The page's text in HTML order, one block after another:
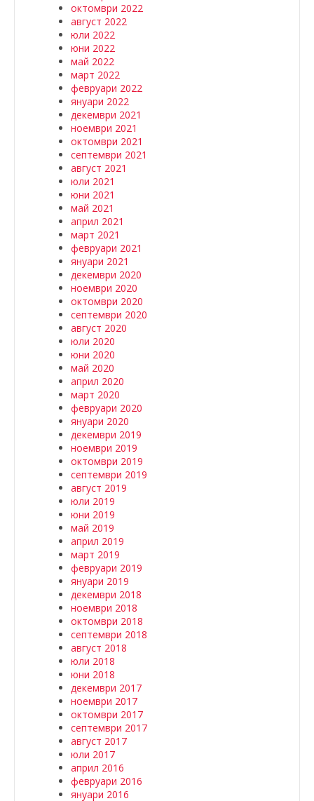
октомври 2022
август 2022
юли 2022
юни 2022
май 2022
март 2022
февруари 2022
януари 2022
декември 2021
ноември 2021
октомври 2021
септември 2021
август 2021
юли 2021
юни 2021
май 2021
април 2021
март 2021
февруари 2021
януари 2021
декември 2020
ноември 2020
октомври 2020
септември 2020
август 2020
юли 2020
юни 2020
май 2020
април 2020
март 2020
февруари 2020
януари 2020
декември 2019
ноември 2019
октомври 2019
септември 2019
август 2019
юли 2019
юни 2019
май 2019
април 2019
март 2019
февруари 2019
януари 2019
декември 2018
ноември 2018
октомври 2018
септември 2018
август 2018
юли 2018
юни 2018
декември 2017
ноември 2017
октомври 2017
септември 2017
август 2017
юли 2017
април 2016
февруари 2016
януари 2016